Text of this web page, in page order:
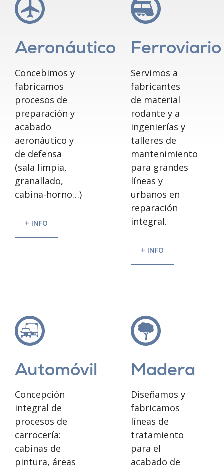
Aeronáutico
Concebimos y
fabricamos
procesos de
preparación y
acabado
aeronáutico y
de defensa
(sala limpia,
granallado,
cabina-horno…)
+ INFO
Ferroviario
Servimos a
fabricantes
de material
rodante y a
ingenierías y
talleres de
mantenimiento
para grandes
líneas y
urbanos en
reparación
integral.
+ INFO
Automóvil
Concepción
integral de
procesos de
carrocería:
cabinas de
pintura, áreas
Madera
Diseñamos y
fabricamos
líneas de
tratamiento
para el
acabado de